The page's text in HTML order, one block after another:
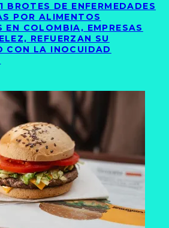
BROTES DE ENFERMEDADES
POR ALIMENTOS
EN COLOMBIA, EMPRESAS
REFUERZAN SU
CON LA INOCUIDAD